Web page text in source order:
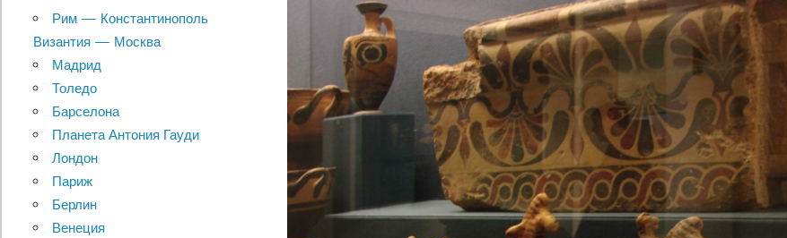
Рим — Константинополь
Византия — Москва
Мадрид
Толедо
Барселона
Планета Антония Гауди
Лондон
Париж
Берлин
Венеция